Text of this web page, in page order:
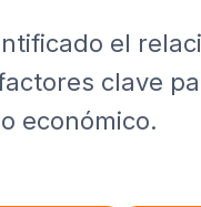
el
clave
económico.